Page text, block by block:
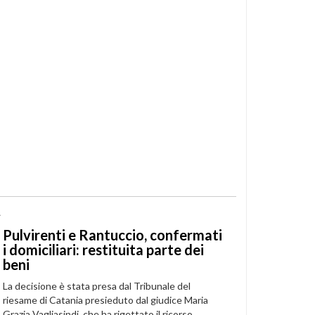
Pulvirenti e Rantuccio, confermati
i domiciliari: restituita parte dei
beni
La decisione è stata presa dal Tribunale del
riesame di Catania presieduto dal giudice Maria